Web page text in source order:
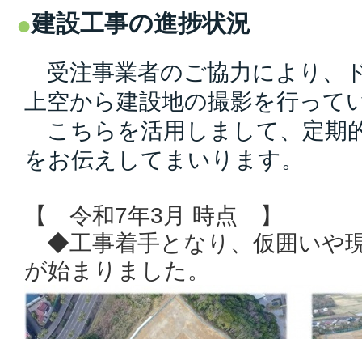
建設工事の進捗状況
受注事業者のご協力により、
上空から建設地の撮影を行って
こちらを活用しまして、定期
をお伝えしてまいります。
【 令和7年3月 時点 】
◆工事着手となり、仮囲いや
が始まりました。